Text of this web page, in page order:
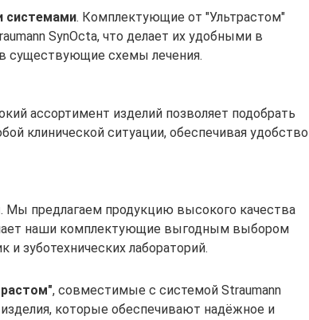
системами. Комплектующие от "Ультрастом"
SynOcta, что делает их удобными в
существующие схемы лечения.
ассортимент изделий позволяет подобрать
клинической ситуации, обеспечивая удобство
. Мы предлагаем продукцию высокого качества
наши комплектующие выгодным выбором
и зуботехнических лабораторий.
, совместимые с системой Straumann
которые обеспечивают надёжное и